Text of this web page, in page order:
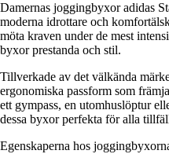
Damernas joggingbyxor adidas
moderna idrottare och
möta kraven under de mest
byxor prestanda och stil.
Tillverkade av det välkända
ergonomiska passform som
ett gympass, en utomhuslöptur
dessa byxor perfekta för alla
Egenskaperna hos